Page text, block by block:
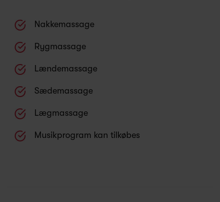
Nakkemassage
Rygmassage
Lændemassage
Sædemassage
Lægmassage
Musikprogram kan tilkøbes